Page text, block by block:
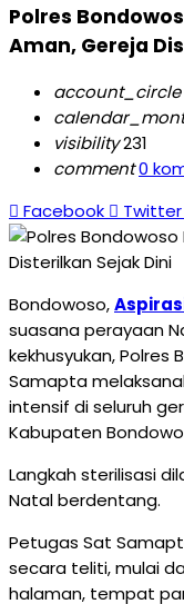
Polres
Aman, Gereja
account_circle
visibility231
comment0
Facebook
Twitter
Bondowoso,
suasana perayaan
kekhusyukan, Polres
Samapta
intensif di seluruh
Kabupaten
Langkah sterilisasi
Natal berdentang.
Petugas Sat
secara teliti, mulai
halaman, tempat